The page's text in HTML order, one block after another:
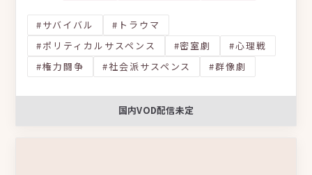
#サバイバル
#トラウマ
#ポリティカルサスペンス
#密室劇
#心理戦
#権力闘争
#社会派サスペンス #群像劇
国内VOD配信未定